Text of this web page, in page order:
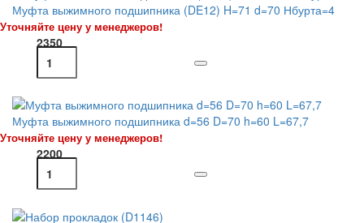
Муфта выжимного подшипника (DE12) H=71 d=70 Нбурта=4
Уточняйте цену у менеджеров!
2350
Муфта выжимного подшипника d=56 D=70 h=60 L=67,7
Уточняйте цену у менеджеров!
2200